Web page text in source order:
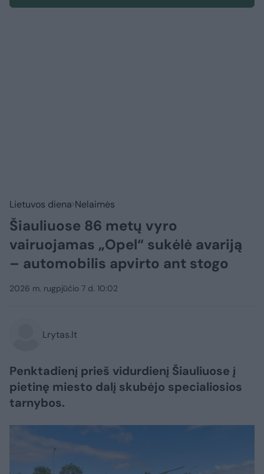
Lietuvos diena Nelaimės
Šiauliuose 86 metų vyro
vairuojamas „Opel“ sukėlė avariją
– automobilis apvirto ant stogo
2026 m. rugpjūčio 7 d. 10:02
Lrytas.lt
Penktadienį prieš vidurdienį Šiauliuose į
pietinę miesto dalį skubėjo specialiosios
tarnybos.